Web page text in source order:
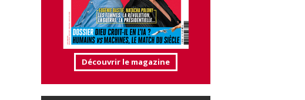
Découvrir le magazine